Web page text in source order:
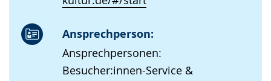
Ansprechperson:
Ansprechpersonen:
Besucher:innen-Service &